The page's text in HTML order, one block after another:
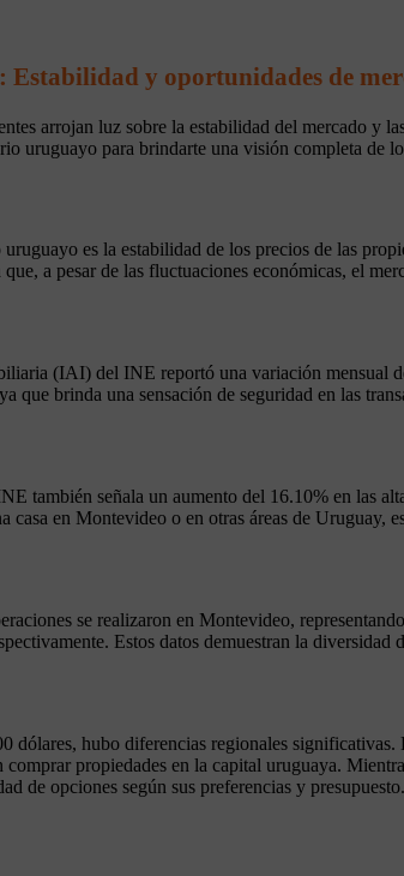
Estabilidad y oportunidades de
arrojan luz sobre la estabilidad del mercado y
uruguayo para brindarte una visión completa de
es la estabilidad de los precios de las
a pesar de las fluctuaciones económicas, el
(IAI) del INE reportó una variación mensual
que brinda una sensación de seguridad en las
también señala un aumento del 16.10% en las
casa en Montevideo o en otras áreas de
se realizaron en Montevideo,
Estos datos demuestran la diversidad
dólares, hubo diferencias regionales
comprar propiedades en la capital uruguaya.
de opciones según sus preferencias y presupuesto.